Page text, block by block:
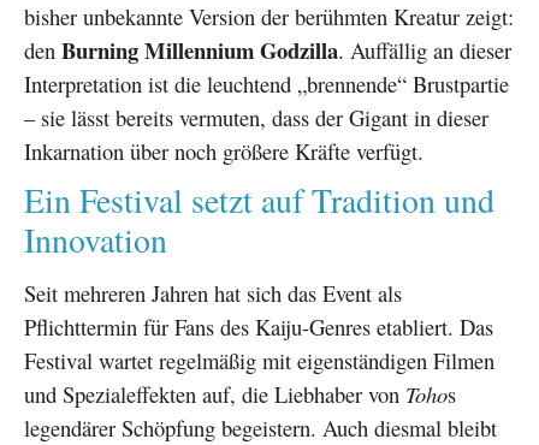
bisher unbekannte Version der berühmten Kreatur zeigt:
den Burning Millennium Godzilla. Auffällig an dieser
Interpretation ist die leuchtend „brennende“ Brustpartie
– sie lässt bereits vermuten, dass der Gigant in dieser
Inkarnation über noch größere Kräfte verfügt.
Ein Festival setzt auf Tradition und
Innovation
Seit mehreren Jahren hat sich das Event als
Pflichttermin für Fans des Kaiju-Genres etabliert. Das
Festival wartet regelmäßig mit eigenständigen Filmen
und Spezialeffekten auf, die Liebhaber von Tohos
legendärer Schöpfung begeistern. Auch diesmal bleibt